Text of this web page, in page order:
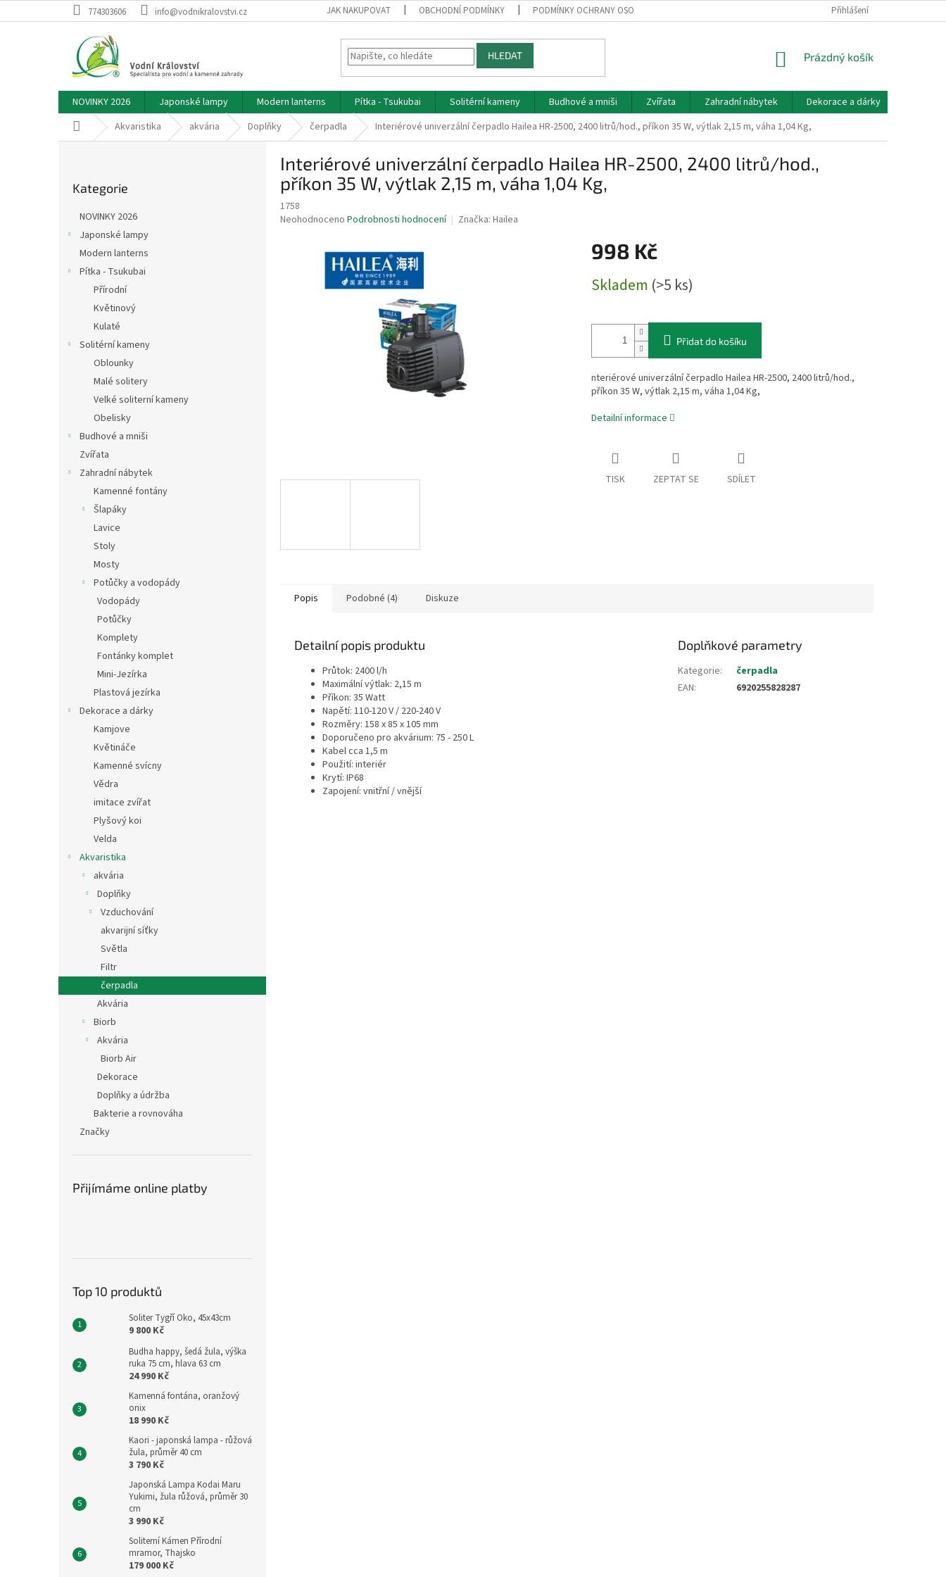
na
774303606 info@vodnikralovstvi.cz JAK NAKUPOVAT OBCHODNÍ PODMÍNKY PODMÍNKY OCHRANY OSOBNÍCH ÚDAJŮ KONTAKT, OTEVÍRACÍ DOBA
Přihlášení
HLEDAT
NÁKUPNÍ
Prázdný košík
NOVINKY 2026 Japonské lampy Modern lanterns Pítka - Tsukubai Solitérní kameny Budhové a mniši Zvířata Zahradní nábytek Dekorace a dárky
Domů Akvaristika akvária Doplňky čerpadla Interiérové univerzální čerpadlo Hailea HR-2500, 2400 litrů/hod., příkon 35 W, výtlak 2,15 m, váha 1,04 Kg,
kategorie
Kategorie
NOVINKY 2026
Japonské lampy
Modern lanterns
Pítka - Tsukubai
Přírodní
Květinový
Kulaté
Solitérní kameny
Oblounky
Malé solitery
Velké soliterní kameny
Obelisky
Budhové a mniši
Zvířata
Zahradní nábytek
Kamenné fontány
Šlapáky
Lavice
Stoly
Mosty
Potůčky a vodopády
Vodopády
Potůčky
Komplety
Fontánky komplet
Mini-Jezírka
Plastová jezírka
Dekorace a dárky
Kamjove
Květináče
Kamenné svícny
Vědra
imitace zvířat
Plyšový koi
Velda
Akvaristika
akvária
Doplňky
Vzduchování
akvarijní síťky
Světla
Filtr
čerpadla
Akvária
Biorb
Akvária
Biorb Air
Dekorace
Doplňky a údržba
Bakterie a rovnováha
Značky
Přijímáme online platby
Top 10 produktů
Soliter Tygří Oko, 45x43cm
9 800 Kč
Budha happy, šedá žula, výška
ruka 75 cm, hlava 63 cm
24 990 Kč
Kamenná fontána, oranžový
onix
18 990 Kč
Kaori - japonská lampa - růžová
žula, průměr 40 cm
3 790 Kč
Japonská Lampa Kodai Maru
Yukimi, žula růžová, průměr 30
cm
3 990 Kč
Soliterní Kámen Přírodní
mramor, Thajsko
179 000 Kč
Interiérové univerzální čerpadlo Hailea HR-2500, 2400 litrů/hod.,
příkon 35 W, výtlak 2,15 m, váha 1,04 Kg,
1758
Průměrné
Neohodnoceno Podrobnosti hodnocení Značka: Hailea
998 Kč
cena:
Skladem (>5 ks)
Přidat do košíku
nteriérové univerzální čerpadlo Hailea HR-2500, 2400 litrů/hod.,
příkon 35 W, výtlak 2,15 m, váha 1,04 Kg,
Detailní informace
TISK ZEPTAT SE SDÍLET
Popis Podobné (4) Diskuze
Detailní popis produktu
Průtok: 2400 l/h
Maximální výtlak: 2,15 m
Příkon: 35 Watt
Napětí: 110-120 V / 220-240 V
Rozměry: 158 x 85 x 105 mm
Doporučeno pro akvárium: 75 - 250 L
Kabel cca 1,5 m
Použití: interiér
Krytí: IP68
Zapojení: vnitřní / vnější
Doplňkové parametry
Kategorie:
čerpadla
EAN: 6920255828287